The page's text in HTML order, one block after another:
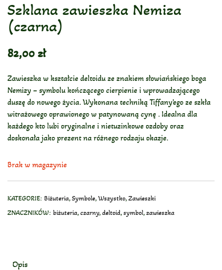
Szklana zawieszka Nemiza
(czarna)
82,00 zł
Zawieszka w kształcie deltoidu ze znakiem słowiańskiego boga
Nemizy – symbolu kończącego cierpienie i wprowadzającego
duszę do nowego życia. Wykonana techniką Tiffany’ego ze szkła
witrażowego oprawionego w patynowaną cynę . Idealna dla
każdego kto lubi oryginalne i nietuzinkowe ozdoby oraz
doskonała jako prezent na różnego rodzaju okazje.
Brak w magazynie
KATEGORIE: Biżuteria,Symbole,Wszystko,Zawieszki
ZNACZNIKÓW: biżuteria,czarny,deltoid,symbol,zawieszka
Opis